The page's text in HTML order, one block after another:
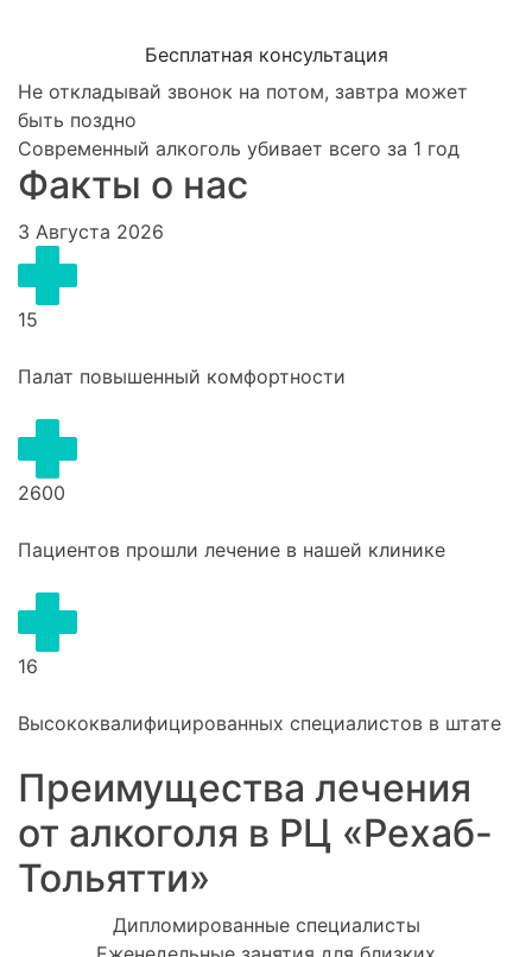
Бесплатная консультация
Не откладывай звонок на потом, завтра может
быть поздно
Современный алкоголь убивает всего за 1 год
Факты о нас
3 Августа 2026
15
Палат повышенный комфортности
2600
Пациентов прошли лечение в нашей клинике
16
Высококвалифицированных специалистов в штате
Преимущества лечения
от алкоголя в РЦ «Рехаб-
Тольятти»
Дипломированные специалисты